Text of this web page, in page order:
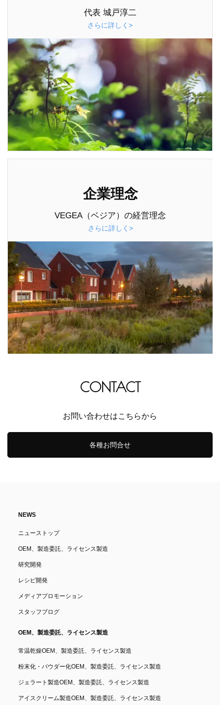
代表 城戸淳二
さらに詳しく>
企業理念
VEGEA（ベジア）の経営理念
さらに詳しく>
CONTACT
お問い合わせはこちらから
各種お問合せ
NEWS
ニューストップ
OEM、製造委託、ライセンス製造
研究開発
レシピ開発
メディアプロモーション
スタッフブログ
OEM、製造委託、ライセンス製造
常温乾燥OEM、製造委託、ライセンス製造
粉末化・パウダー化OEM、製造委託、ライセンス製造
ジェラート製造OEM、製造委託、ライセンス製造
アイスクリーム製造OEM、製造委託、ライセンス製造